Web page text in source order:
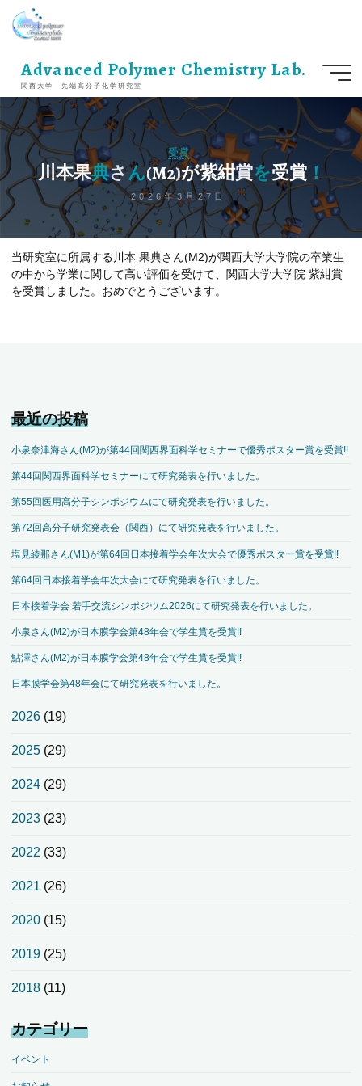
ス
キ
ッ
プ
Advanced Polymer Chemistry Lab.
関西大学 先端高分子化学研究室
受賞
川本果典さん(M2)が紫紺賞を受賞！
2026年3月27日
当研究室に所属する川本 果典さん(M2)が関西大学大学院の卒業生
の中から学業に関して高い評価を受けて、関西大学大学院 紫紺賞
を受賞しました。おめでとうございます。
最近の投稿
小泉奈津海さん(M2)が第44回関西界面科学セミナーで優秀ポスター賞を受賞!!
第44回関西界面科学セミナーにて研究発表を行いました。
第55回医用高分子シンポジウムにて研究発表を行いました。
第72回高分子研究発表会（関西）にて研究発表を行いました。
塩見綾那さん(M1)が第64回日本接着学会年次大会で優秀ポスター賞を受賞!!
第64回日本接着学会年次大会にて研究発表を行いました。
日本接着学会 若手交流シンポジウム2026にて研究発表を行いました。
小泉さん(M2)が日本膜学会第48年会で学生賞を受賞!!
鮎澤さん(M2)が日本膜学会第48年会で学生賞を受賞!!
日本膜学会第48年会にて研究発表を行いました。
2026(19)
2025(29)
2024(29)
2023(23)
2022 (33)
2021(26)
2020(15)
2019(25)
2018(11)
カテゴリー
イベント